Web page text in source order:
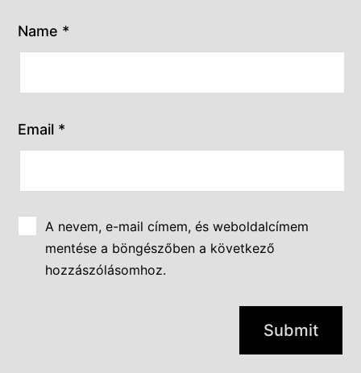
Name *
Email *
A nevem, e-mail címem, és weboldalcímem
mentése a böngészőben a következő
hozzászólásomhoz.